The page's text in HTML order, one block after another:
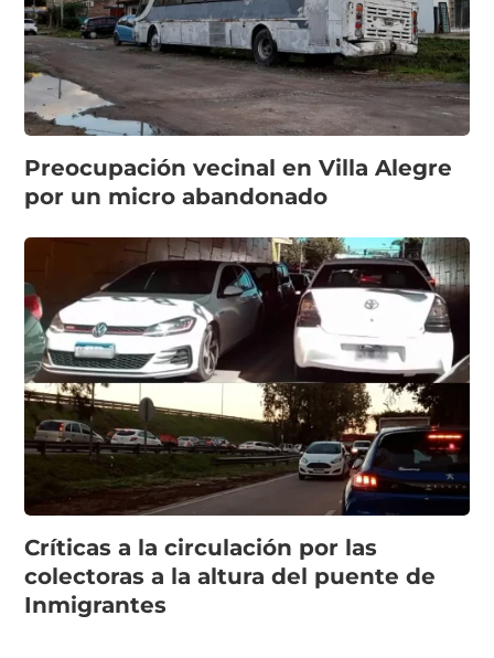
Preocupación vecinal en Villa Alegre
por un micro abandonado
Críticas a la circulación por las
colectoras a la altura del puente de
Inmigrantes